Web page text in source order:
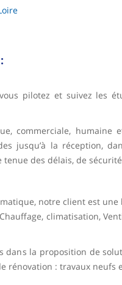
vous pilotez et suivez
commerciale,
jusqu’à la réception,
des délais, de
notre client est
climatisation,
dans la proposition de
rénovation : travaux neufs